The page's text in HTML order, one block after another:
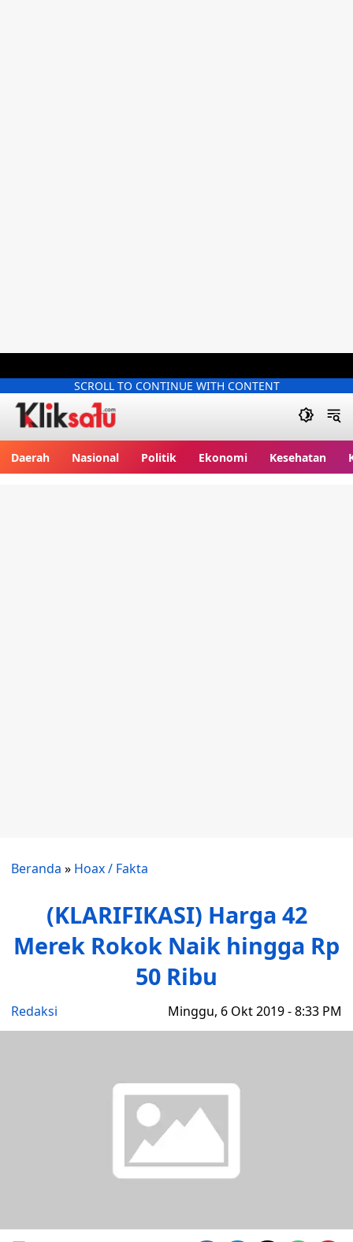
SCROLL TO CONTINUE WITH CONTENT
Daerah Nasional Politik Ekonomi Kesehatan
Beranda » Hoax / Fakta
(KLARIFIKASI) Harga 42
Merek Rokok Naik hingga Rp
50 Ribu
Redaksi Minggu, 6 Okt 2019 - 8:33 PM